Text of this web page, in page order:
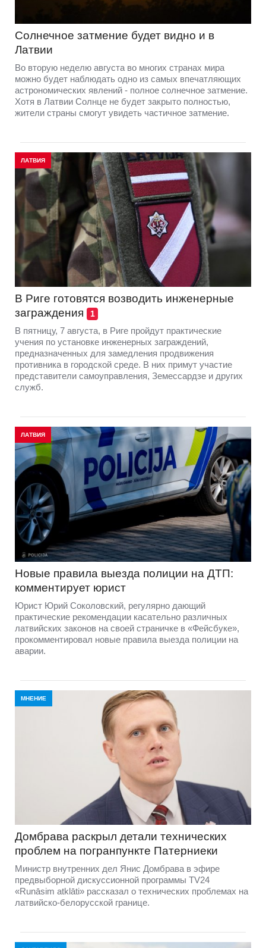
Солнечное затмение будет видно и в
Латвии
Во вторую неделю августа во многих странах мира
можно будет наблюдать одно из самых впечатляющих
астрономических явлений - полное солнечное затмение.
Хотя в Латвии Солнце не будет закрыто полностью,
жители страны смогут увидеть частичное затмение.
ЛАТВИЯ
В Риге готовятся возводить инженерные
заграждения
1
В пятницу, 7 августа, в Риге пройдут практические
учения по установке инженерных заграждений,
предназначенных для замедления продвижения
противника в городской среде. В них примут участие
представители самоуправления, Земессардзе и других
служб.
ЛАТВИЯ
Новые правила выезда полиции на ДТП:
комментирует юрист
Юрист Юрий Соколовский, регулярно дающий
практические рекомендации касательно различных
латвийских законов на своей страничке в «Фейсбуке»,
прокомментировал новые правила выезда полиции на
аварии.
МНЕНИЕ
Домбравa раскрыл детали технических
проблем на погранпункте Патерниеки
Министр внутренних дел Янис Домбрава в эфире
предвыборной дискуссионной программы TV24
«Runāsim atklāti» рассказал о технических проблемах на
латвийско-белорусской границе.